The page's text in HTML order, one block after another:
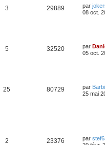
3 29889 par
08 oct.
5 32520 par
05 oct.
25 80729 par
25 mai
2 23376 par